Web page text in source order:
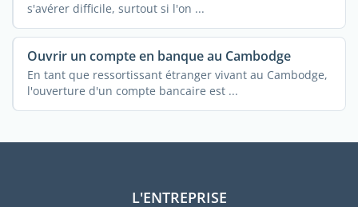
s'avérer difficile, surtout si l'on ...
Ouvrir un compte en banque au Cambodge
En tant que ressortissant étranger vivant au Cambodge,
l'ouverture d'un compte bancaire est ...
L'ENTREPRISE